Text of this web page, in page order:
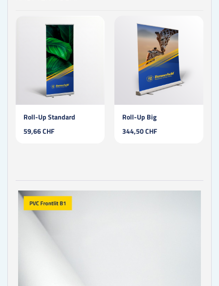
Roll-Up Standard
59,66 CHF
Roll-Up Big
344,50 CHF